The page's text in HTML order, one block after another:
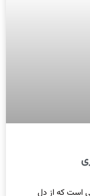
است که از دل